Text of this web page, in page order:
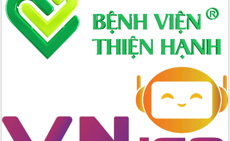
Lấy ý kiến điều chỉnh Quy hoạch tỉnh
Đắk Lắk thời kỳ 2021-2030, tầm nhìn
đến năm 2050
Phát động chiến dịch 30 ngày đêm
giải phóng mặt bằng Tuyến đường bộ
chuyển đổi số giai đoạn 2026 – 2030
với Tập đoàn Bưu chính Viễn thông
Việt Nam